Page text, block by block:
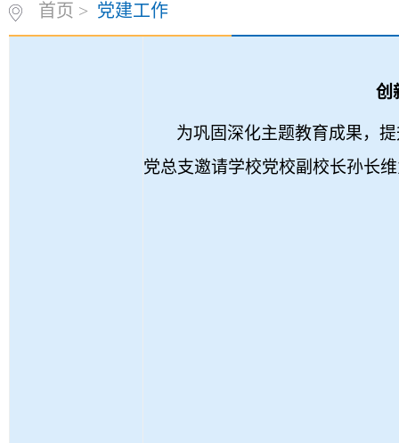
首页 > 党建工作
创
为巩固深化主题教育成果，
党总支邀请学校党校副校长孙长